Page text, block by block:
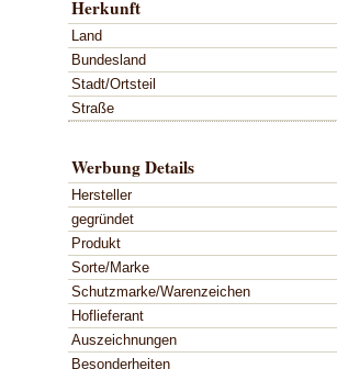
Herkunft
Land
Bundesland
Stadt/Ortsteil
Straße
Werbung Details
Hersteller
gegründet
Produkt
Sorte/Marke
Schutzmarke/Warenzeichen
Hoflieferant
Auszeichnungen
Besonderheiten